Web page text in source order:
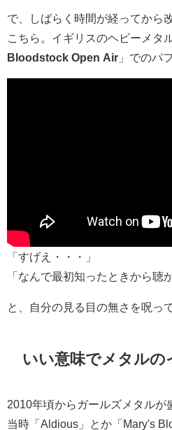
で、しばらく時間が経ってから
こちら。イギリスのヘビーメタ
Bloodstock Open Air 」でのパ
「すげえ・・・」
「なんで最初知ったときから聴
と、自分の見る目の無さを呪っ
いい意味でメタルの
2010年頃からガールズメタルが
当時「Aldious」とか「Mary's